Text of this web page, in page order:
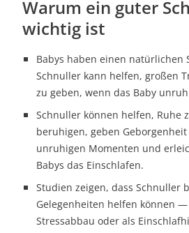
Warum ein guter
wichtig ist
Babys haben einen natürlichen
Schnuller kann helfen, großen
zu geben, wenn das Baby
Schnuller können helfen, Ruhe
beruhigen, geben
unruhigen Momenten und
Babys das Einschlafen.
Studien zeigen, dass Schnuller
Gelegenheiten helfen können —
Stressabbau oder als